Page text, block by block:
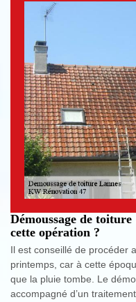
Démoussage de
cette opération ?
Il est conseillé de procéder
printemps, car à cette
que la pluie tombe. Le
accompagné d’un